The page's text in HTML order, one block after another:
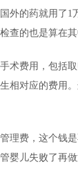
外的药就用了
查的也是算在
术费用，包括
相对应的费用
理费，这个钱
婴儿失败了再